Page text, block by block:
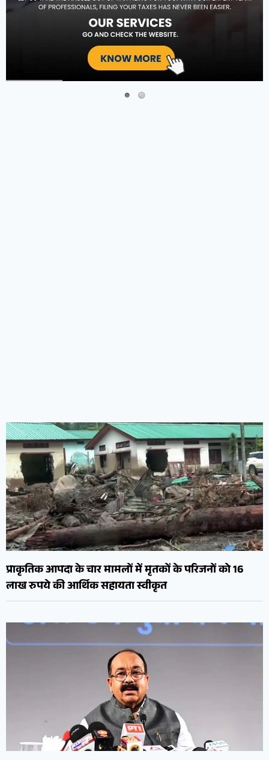
प्राकृतिक आपदा के चार मामलों में मृतकों के परिजनों को 16
लाख रुपये की आर्थिक सहायता स्वीकृत